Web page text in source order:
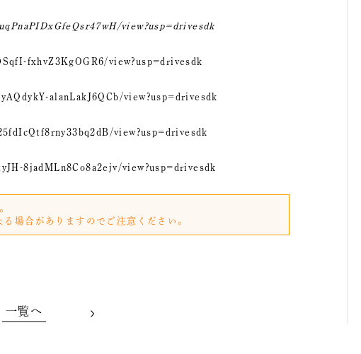
view?usp=drivesdk
fxhvZ3KgOGR6/view?usp=drivesdk
alanLakJ6QCb/view?usp=drivesdk
view?usp=drivesdk
8jadMLn8Co8a2ejv/view?usp=drivesdk
場合がありますのでご注意ください。
一覧へ